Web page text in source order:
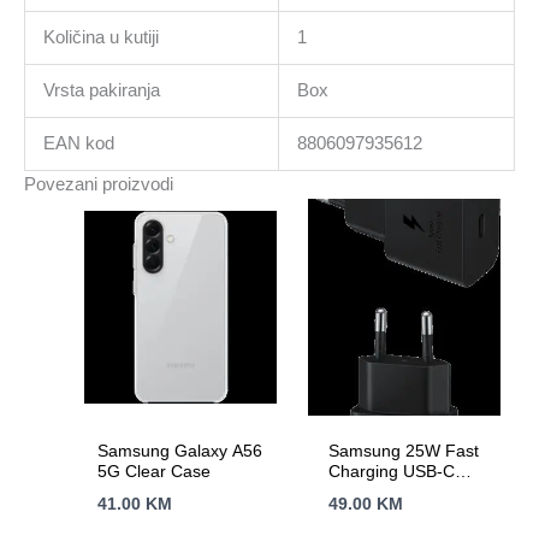
Količina u kutiji 1
Vrsta pakiranja Box
EAN kod 8806097935612
Povezani proizvodi
Samsung Galaxy A56
5G Clear Case
41.00 KM
Samsung 25W Fast
Charging USB-C
(cable included)
49.00 KM